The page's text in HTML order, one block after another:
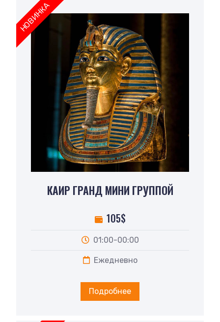
НОВИНКА
КАИР ГРАНД МИНИ ГРУППОЙ
105$
01:00-00:00
Ежедневно
Подробнее